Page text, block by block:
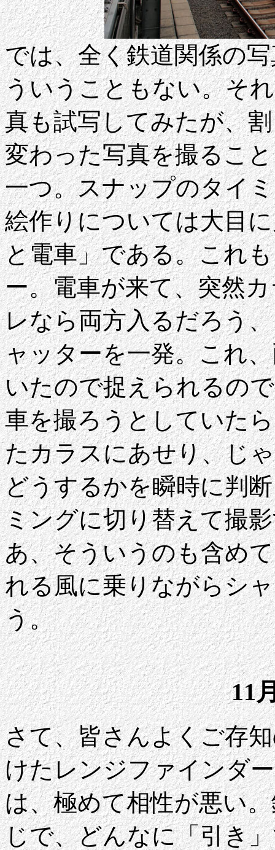
では、全く鉄道関係の
ういうこともない。そ
真も試写してみたが、
変わった写真を撮るこ
一つ。スナップのタイ
絵作りについては大目
と電車」である。これ
ー。電車が来て、突然
レなら両方入るだろう
ャッターを一発。これ
いたので捉えられるの
車を撮ろうとしていた
たカラスにあせり、じ
どうするかを瞬時に判
ミングに切り替えて撮
あ、そういうのも含め
れる風に乗りながらシ
う。
11
さて、皆さんよくご存
けたレンジファインダ
は、極めて相性が悪い
じで、どんなに「引き